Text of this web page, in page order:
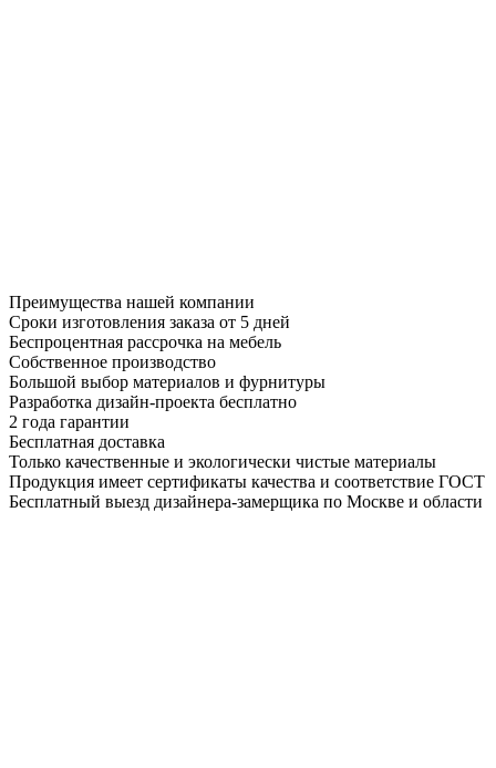
Преимущества нашей компании
Сроки изготовления заказа от 5 дней
Беспроцентная рассрочка на мебель
Собственное производство
Большой выбор материалов и фурнитуры
Разработка дизайн-проекта бесплатно
2 года гарантии
Бесплатная доставка
Только качественные и экологически чистые материалы
Продукция имеет сертификаты качества и соответствие ГОСТ
Бесплатный выезд дизайнера-замерщика по Москве и области